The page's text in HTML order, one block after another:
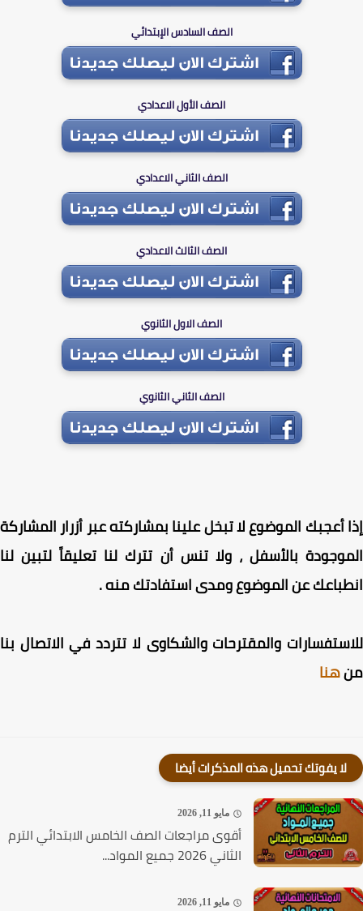
الصف السادس الإبتدائي
الصف الأول الاعدادي
الصف الثاني الاعدادي
الصف الثالث الاعدادي
الصف الاول الثانوي
الصف الثاني الثانوي
أعجبك الموضوع لا تبخل علينا بمشاركته عبر أزرار المشاركة
بالأسفل ، ولا تنس أن تترك لنا تعليقاً لتبين لنا
عن الموضوع ومدى استفادتك منه .
والمقترحات والشكاوى لا تتردد في الاتصال بنا
هنا
لا يفوتك تحميل هذه المذكرات أيضا
مايو 11, 2026
أقوى مراجعات الصف الخامس الابتدائي الترم
الثاني 2026 جميع المواد...
مايو 11, 2026